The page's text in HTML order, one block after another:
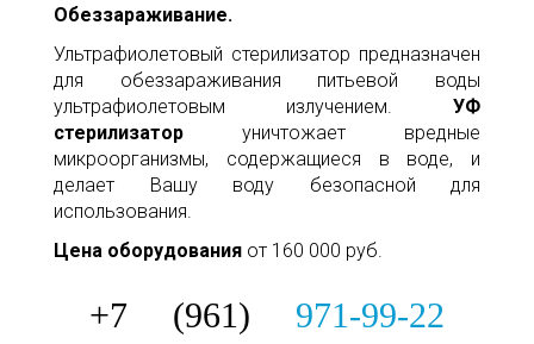
Обеззараживание.
Ультрафиолетовый стерилизатор предназначен
для обеззараживания питьевой воды
ультрафиолетовым излучением. УФ
стерилизатор уничтожает вредные
микроорганизмы, содержащиеся в воде, и
делает Вашу воду безопасной для
использования.
Цена оборудования от 160 000 руб.
+7 (961) 971-99-22